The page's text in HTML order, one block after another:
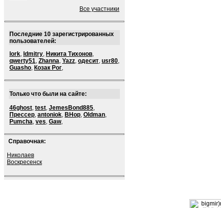
Все участники
Последние 10 зарегистрированных
пользователей:
lork, ldmitry, Никита Тихонов,
qwerty51, Zhanna, Yazz, одесит, usr80,
Guasho, Козак Рог,
Только что были на сайте:
46ghost, test, JemesBond885,
Прессер, antoniok, BHop, Oldman,
Pumcha, ves, Gaw,
Справочная:
Николаев
Воскресенск